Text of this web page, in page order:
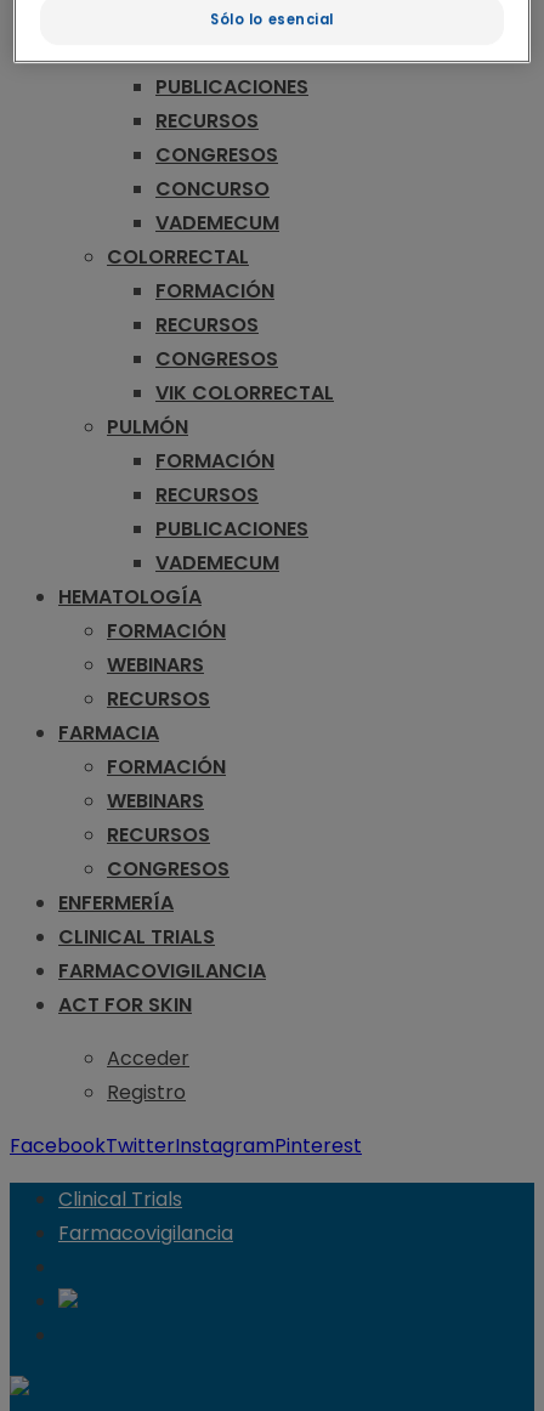
MELANOMA
PUBLICACIONES
RECURSOS
CONGRESOS
CONCURSO
VADEMECUM
COLORRECTAL
FORMACIÓN
RECURSOS
CONGRESOS
VIK COLORRECTAL
PULMÓN
FORMACIÓN
RECURSOS
PUBLICACIONES
VADEMECUM
HEMATOLOGÍA
FORMACIÓN
WEBINARS
RECURSOS
FARMACIA
FORMACIÓN
WEBINARS
RECURSOS
CONGRESOS
ENFERMERÍA
CLINICAL TRIALS
FARMACOVIGILANCIA
ACT FOR SKIN
Acceder
Registro
FacebookTwitterInstagramPinterest
Clinical Trials
Farmacovigilancia
Sólo lo esencial